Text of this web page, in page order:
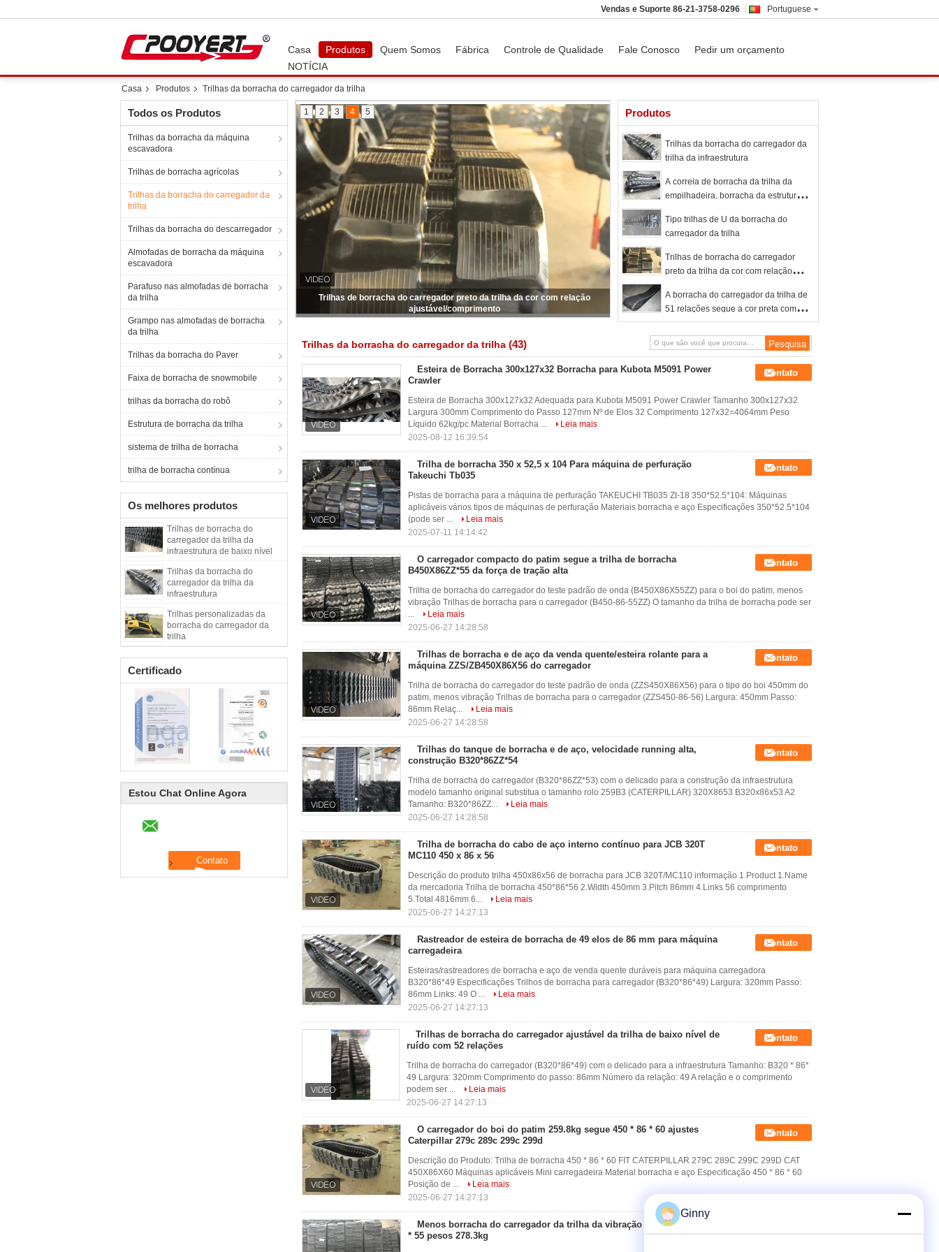
Portuguese
Vendas e Suporte 86-21-3758-0296
Casa Produtos Quem Somos Fábrica Controle de Qualidade Fale Conosco
Pedir um orçamento
NOTÍCIA
Casa Produtos Trilhas da borracha do carregador da trilha
Todos os Produtos
Trilhas da borracha da máquina
escavadora
Trilhas de borracha agrícolas
Trilhas da borracha do carregador da
trilha
Trilhas da borracha do descarregador
Almofadas de borracha da máquina
escavadora
Parafuso nas almofadas de borracha
da trilha
Grampo nas almofadas de borracha
da trilha
Trilhas da borracha do Paver
Faixa de borracha de snowmobile
trilhas da borracha do robô
Estrutura de borracha da trilha
sistema de trilha de borracha
trilha de borracha contínua
Os melhores produtos
Trilhas de borracha do
carregador da trilha da
infraestrutura de baixo nível
320X86X49
Trilhas da borracha do
carregador da trilha da
infraestrutura
Trilhas personalizadas da
borracha do carregador da
trilha
Certificado
Estou Chat Online Agora
Trilhas de borracha do carregador preto da trilha da cor com relação
ajustável/comprimento
1 2 3 4 5 Produtos
Trilhas da borracha do carregador da
trilha da infraestrutura
A correia de borracha da trilha da
empilhadeira, borracha da estrutura
Tipo trilhas de U da borracha do
carregador da trilha
Trilhas de borracha do carregador
preto da trilha da cor com relação
A borracha do carregador da trilha de
51 relações segue a cor preta com
comprimento personalizado
Trilhas da borracha do carregador da trilha (43)
Esteira de Borracha 300x127x32 Borracha para Kubota M5091 Power
Crawler
Contato
Esteira de Borracha 300x127x32 Adequada para Kubota M5091 Power Crawler Tamanho 300x127x32
Largura 300mm Comprimento do Passo 127mm Nº de Elos 32 Comprimento 127x32=4064mm Peso
Líquido 62kg/pc Material Borracha ...
Leia mais
2025-08-12 16:39:54
Trilha de borracha 350 x 52,5 x 104 Para máquina de perfuração
Takeuchi Tb035
Contato
Pistas de borracha para a máquina de perfuração TAKEUCHI TB035 Zt-18 350*52.5*104: Máquinas
aplicáveis vários tipos de máquinas de perfuração Materiais borracha e aço Especificações 350*52.5*104
(pode ser ...
Leia mais
2025-07-11 14:14:42
O carregador compacto do patim segue a trilha de borracha
B450X86ZZ*55 da força de tração alta
Contato
Trilha de borracha do carregador do teste padrão de onda (B450X86X55ZZ) para o boi do patim, menos
vibração Trilhas de borracha para o carregador (B450-86-55ZZ) O tamanho da trilha de borracha pode ser
...
Leia mais
2025-06-27 14:28:58
Trilhas de borracha e de aço da venda quente/esteira rolante para a
máquina ZZS/ZB450X86X56 do carregador
Contato
Trilha de borracha do carregador do teste padrão de onda (ZZS450X86X56) para o tipo do boi 450mm do
patim, menos vibração Trilhas de borracha para o carregador (ZZS450-86-56) Largura: 450mm Passo:
86mm Relaç...
Leia mais
2025-06-27 14:28:58
Trilhas do tanque de borracha e de aço, velocidade running alta,
construção B320*86ZZ*54
Contato
Trilha de borracha do carregador (B320*86ZZ*53) com o delicado para a construção da infraestrutura
modelo tamanho original substitua o tamanho rolo 259B3 (CATERPILLAR) 320X8653 B320x86x53 A2
Tamanho: B320*86ZZ...
Leia mais
2025-06-27 14:28:58
Trilha de borracha do cabo de aço interno contínuo para JCB 320T
MC110 450 x 86 x 56
Contato
Descrição do produto trilha 450x86x56 de borracha para JCB 320T/MC110 informação 1.Product 1.Name
da mercadoria Trilha de borracha 450*86*56 2.Width 450mm 3.Pitch 86mm 4.Links 56 comprimento
5.Total 4816mm 6...
Leia mais
2025-06-27 14:27:13
Rastreador de esteira de borracha de 49 elos de 86 mm para máquina
carregadeira
Contato
Esteiras/rastreadores de borracha e aço de venda quente duráveis ​​para máquina carregadora
B320*86*49 Especificações Trilhos de borracha para carregador (B320*86*49) Largura: 320mm Passo:
86mm Links: 49 O ...
Leia mais
2025-06-27 14:27:13
Trilhas de borracha do carregador ajustável da trilha de baixo nível de
ruído com 52 relações
Contato
Trilha de borracha do carregador (B320*86*49) com o delicado para a infraestrutura Tamanho: B320 * 86*
49 Largura: 320mm Comprimento do passo: 86mm Número da relação: 49 A relação e o comprimento
podem ser ...
Leia mais
2025-06-27 14:27:13
O carregador do boi do patim 259.8kg segue 450 * 86 * 60 ajustes
Caterpillar 279c 289c 299c 299d
Contato
Descrição do Produto: Trilha de borracha 450 * 86 * 60 FIT CATERPILLAR 279C 289C 299C 299D CAT
450X86X60 Máquinas aplicáveis Mini carregadeira Material borracha e aço Especificação 450 * 86 * 60
Posição de ...
Leia mais
2025-06-27 14:27:13
Menos borracha do carregador da trilha da vibração segue T450 * 100k
* 55 pesos 278.3kg
Ginny